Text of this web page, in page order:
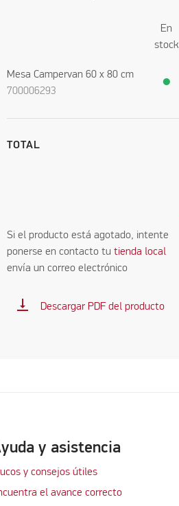
En
stock
Mesa Campervan 60 x 80 cm
700006293
●
TOTAL
Si el producto está agotado, intente
ponerse en contacto tutienda local
envía un correo electrónico
vertical_align_bottom Descargar PDF del producto
y asistencia
y consejos útiles
el avance correcto